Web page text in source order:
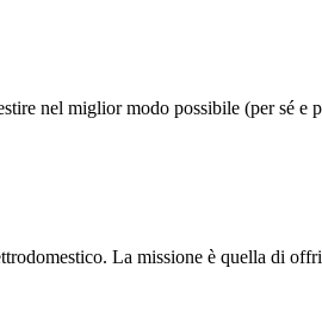
nel miglior modo possibile (per sé e
La missione è quella di